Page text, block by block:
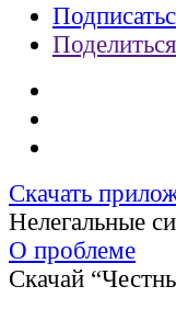
Поделиться
Скачать
Нелегальные
О проблеме
Скачай